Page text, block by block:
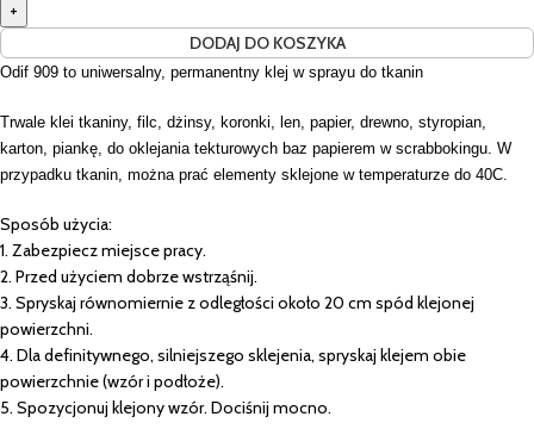
DODAJ DO KOSZYKA
Odif 909 to uniwersalny, permanentny klej w sprayu do tkanin
Trwale klei tkaniny, filc, dżinsy, koronki, len, papier, drewno, styropian,
karton, piankę, do oklejania tekturowych baz papierem w scrabbokingu. W
przypadku tkanin, można prać elementy sklejone w temperaturze do 40C.
Sposób użycia:
1. Zabezpiecz miejsce pracy.
2. Przed użyciem dobrze wstrząśnij.
3. Spryskaj równomiernie z odległości około 20 cm spód klejonej
powierzchni.
4. Dla definitywnego, silniejszego sklejenia, spryskaj klejem obie
powierzchnie (wzór i podłoże).
5. Spozycjonuj klejony wzór. Dociśnij mocno.